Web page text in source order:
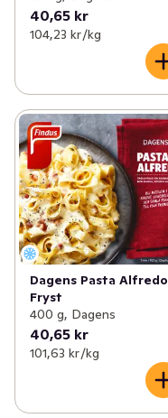
40,65 kr
104,23 kr /kg
Dagens Pasta Alfredo
Fryst
400 g, Dagens
40,65 kr
101,63 kr /kg